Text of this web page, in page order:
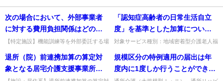
次の場合において、外部事業者
に対する費用負担関係はどのよ
うになるか。
【特定施設】機能訓練等を外部委託する場
る場合の費用負担関係。委託は特定施設が
委託費を負担、別途利用は入...
「認知症高齢者の日常生活自立
度」を基準とした加算につい
て、医師が判定した場合、その
情報は必ず文書で提供する必要
があるのか。
対象サービス種別：地域密着型介護老人福
の日常生活自立度を基準とした加算」質問
「認知症高齢者の日常生活自...
退所（院）前連携加算の算定対
象となる居宅介護支援事業所に
規模区分の特例適用の届出は年
度内に1度しか行うことができな